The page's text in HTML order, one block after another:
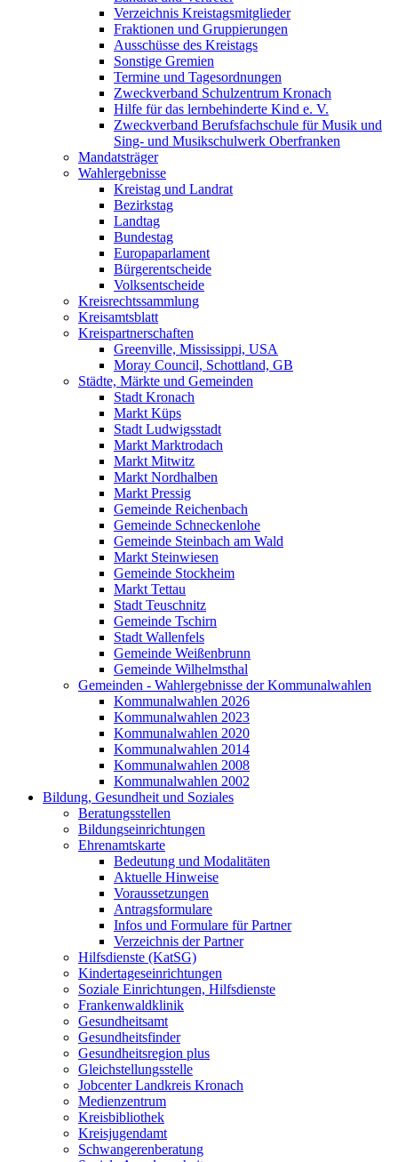
Verzeichnis Kreistagsmitglieder
Fraktionen und Gruppierungen
Ausschüsse des Kreistags
Sonstige Gremien
Termine und Tagesordnungen
Zweckverband Schulzentrum Kronach
Hilfe für das lernbehinderte Kind e. V.
Zweckverband Berufsfachschule für Musik und
Sing- und Musikschulwerk Oberfranken
Mandatsträger
Wahlergebnisse
Kreistag und Landrat
Bezirkstag
Landtag
Bundestag
Europaparlament
Bürgerentscheide
Volksentscheide
Kreisrechtssammlung
Kreisamtsblatt
Kreispartnerschaften
Greenville, Mississippi, USA
Moray Council, Schottland, GB
Städte, Märkte und Gemeinden
Stadt Kronach
Markt Küps
Stadt Ludwigsstadt
Markt Marktrodach
Markt Mitwitz
Markt Nordhalben
Markt Pressig
Gemeinde Reichenbach
Gemeinde Schneckenlohe
Gemeinde Steinbach am Wald
Markt Steinwiesen
Gemeinde Stockheim
Markt Tettau
Stadt Teuschnitz
Gemeinde Tschirn
Stadt Wallenfels
Gemeinde Weißenbrunn
Gemeinde Wilhelmsthal
Gemeinden - Wahlergebnisse der Kommunalwahlen
Kommunalwahlen 2026
Kommunalwahlen 2023
Kommunalwahlen 2020
Kommunalwahlen 2014
Kommunalwahlen 2008
Kommunalwahlen 2002
Bildung, Gesundheit und Soziales
Beratungsstellen
Bildungseinrichtungen
Ehrenamtskarte
Bedeutung und Modalitäten
Aktuelle Hinweise
Voraussetzungen
Antragsformulare
Infos und Formulare für Partner
Verzeichnis der Partner
Hilfsdienste (KatSG)
Kindertageseinrichtungen
Soziale Einrichtungen, Hilfsdienste
Frankenwaldklinik
Gesundheitsamt
Gesundheitsfinder
Gesundheitsregion plus
Gleichstellungsstelle
Jobcenter Landkreis Kronach
Medienzentrum
Kreisbibliothek
Kreisjugendamt
Schwangerenberatung